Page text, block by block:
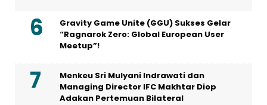
Gravity Game Unite (GGU) Sukses Gelar
“Ragnarok Zero: Global European User
Meetup”!
Menkeu Sri Mulyani Indrawati dan
Managing Director IFC Makhtar Diop
Adakan Pertemuan Bilateral